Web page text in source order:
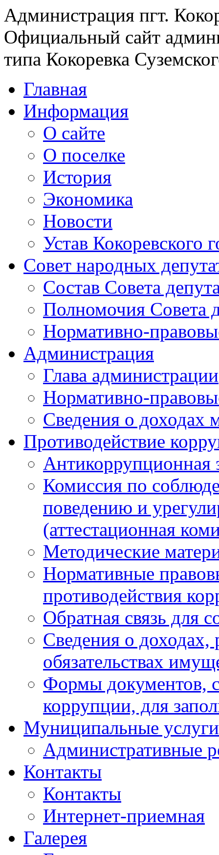
Администрация пгт.
Официальный сайт
типа Кокоревка
Главная
Информация
О сайте
О поселке
История
Экономика
Новости
Устав Кокоревского
Совет народных
Состав Совета
Полномочия Совета
Нормативно-
Администрация
Глава администрации
Нормативно-
Сведения о
Противодействие
Антикоррупционная
Комиссия по
поведению и
(аттестационная
Методические
Нормативные
противодействия
Обратная связь для
Сведения о доходах,
обязательствах
Формы документов,
коррупции, для
Муниципальные услуги
Административные
Контакты
Контакты
Интернет-приемная
Галерея